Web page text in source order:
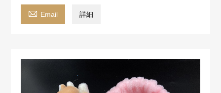
 Email 詳細